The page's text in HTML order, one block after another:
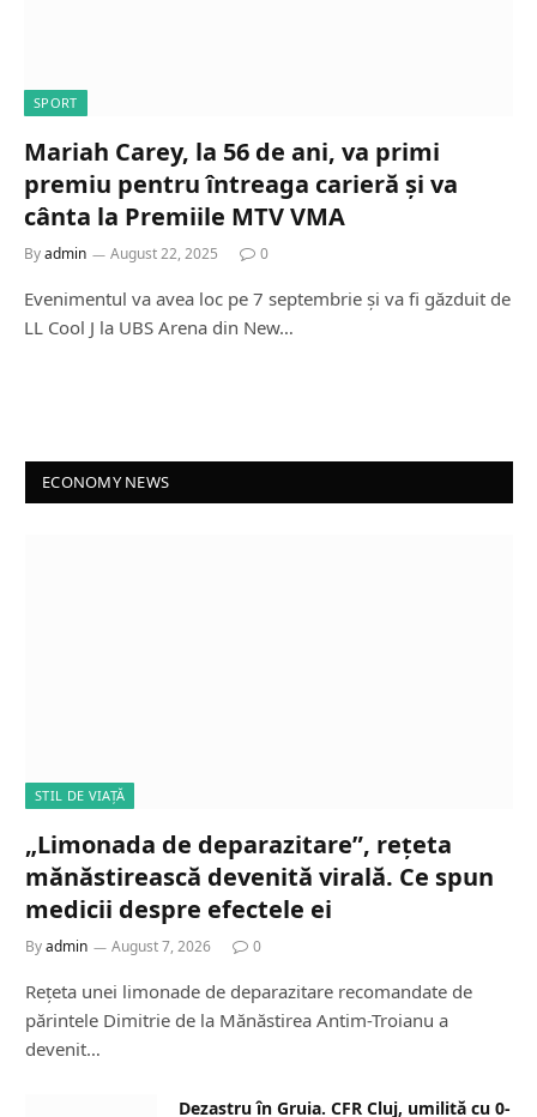
SPORT
Mariah Carey, la 56 de ani, va primi
premiu pentru întreaga carieră și va
cânta la Premiile MTV VMA
Byadmin August 22, 2025 0
Evenimentul va avea loc pe 7 septembrie și va fi găzduit de
LL Cool J la UBS Arena din New…
ECONOMY NEWS
STIL DE VIAȚĂ
„Limonada de deparazitare”, rețeta
mănăstirească devenită virală. Ce spun
medicii despre efectele ei
Byadmin August 7, 2026 0
Rețeta unei limonade de deparazitare recomandate de
părintele Dimitrie de la Mănăstirea Antim-Troianu a
devenit…
Dezastru în Gruia. CFR Cluj, umilită cu 0-